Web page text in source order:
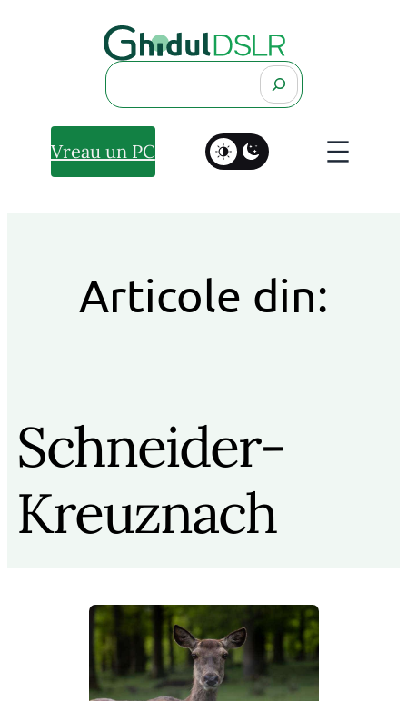
Search
Vreau un PC
Articole din:
Schneider-
Kreuznach